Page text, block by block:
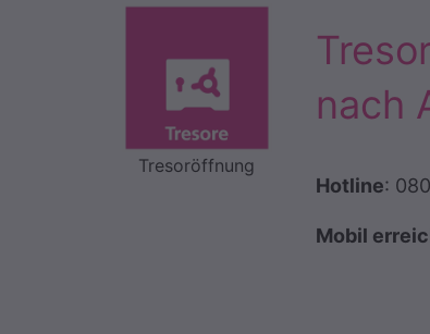
Tresoröffnung
nach
Hotline:
Mobil